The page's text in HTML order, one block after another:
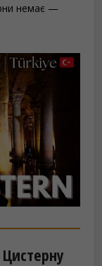
немає —